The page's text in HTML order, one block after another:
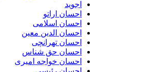
احسان اراتو
احسان اسلامی
احسان الدین معین
احسان تهرانچی
احسان حق شناس
احسان خواجه امیری